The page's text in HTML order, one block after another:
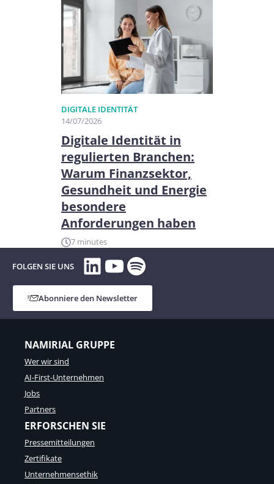
DIGITALE IDENTITÄT
14/07/2026
Digitale Identität in
regulierten Branchen:
Warum Finanzsektor,
Gesundheit und Energie
besondere
Anforderungen haben
7 minutes
FOLGEN SIE UNS LinkedIn
YouTube
Spotify
Abonniere den Newsletter
NAMIRIAL GRUPPE
Wer wir sind
AI-First-Unternehmen
Jobs
Partners
ERFORSCHEN SIE
Pressemitteilungen
Zertifikate
Unternehmensethik